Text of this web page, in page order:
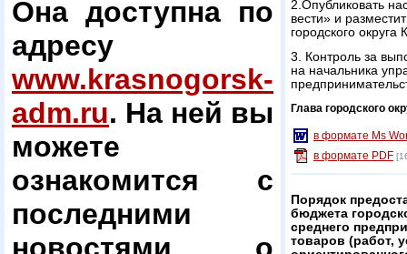
Она доступна по
адресу
www.krasnogorsk-
adm.ru. На ней вы
можете
ознакомится с
последними
2.Опубликовать
вести» и
городского округа
3. Контроль за
на начальника
Глава городского
в формате Ms
в формате PDF
Порядок
бюджета
среднего
товаров (работ,